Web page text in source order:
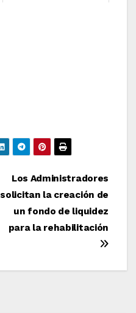
Los Administradores
solicitan la creación de
un fondo de liquidez
para la rehabilitación